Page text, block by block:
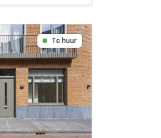
Te huur